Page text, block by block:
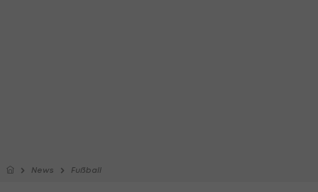
News Fußball